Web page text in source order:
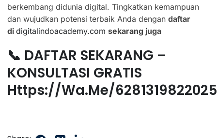
berkembang didunia digital. Tingkatkan kemampuan
dan wujudkan potensi terbaik Anda dengan daftar
di digitalindoacademy.com sekarang juga
📞 DAFTAR SEKARANG –
KONSULTASI GRATIS
Https://wa.me/6281319822025